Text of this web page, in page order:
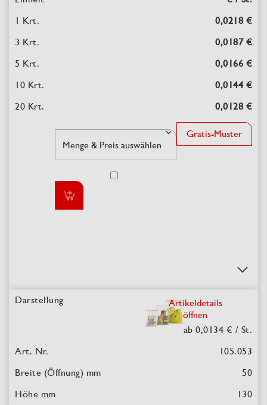
0,0218 €
0,0187 €
0,0166 €
0,0144 €
0,0128 €
Gratis-Muster
Artikeldetails
öffnen
ab 0,0134 € / St.
105.053
50
130